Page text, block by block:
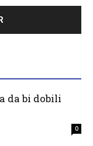
da bi dobili
0